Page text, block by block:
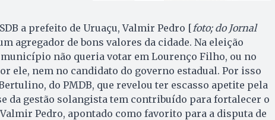
a prefeito de Uruaçu, Valmir Pedro [foto; do Jornal
agregador de bons valores da cidade. Na eleição
não queria votar em Lourenço Filho, ou no
ele, nem no candidato do governo estadual. Por isso
do PMDB, que revelou ter escasso apetite pela
da gestão solangista tem contribuído para fortalecer o
Valmir Pedro, apontado como favorito para a disputa de